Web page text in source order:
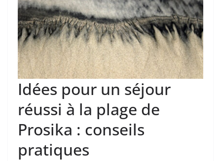
Idées pour un séjour
réussi à la plage de
Prosika : conseils
pratiques